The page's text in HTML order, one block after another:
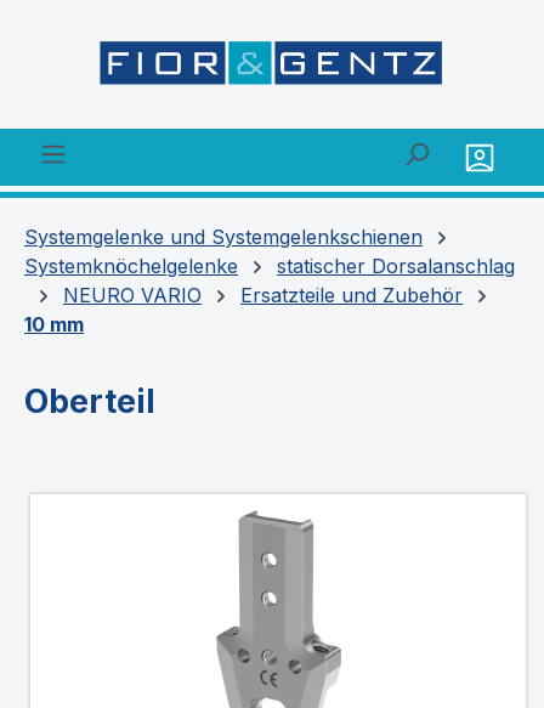
Systemgelenke und Systemgelenkschienen
Systemknöchelgelenke
statischer Dorsalanschlag
NEURO VARIO
Ersatzteile und Zubehör
10 mm
Oberteil
Bildergalerie überspringen